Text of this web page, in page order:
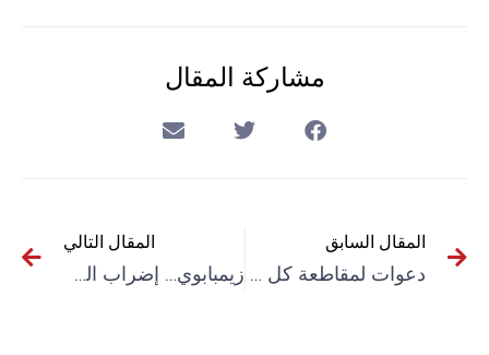
مشاركة المقال
المقال السابق
دعوات لمقاطعة كل الأنشطة والمحافل التي تنظمها الإمارات
المقال التالي
زيمبابوي… إضراب المعلمين يشل المدارس